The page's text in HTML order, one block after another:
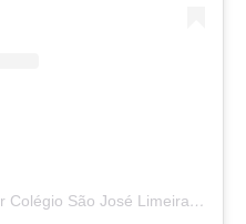
Uma publicação partilhada por Colégio São José Limeira (@saojoselimeira)